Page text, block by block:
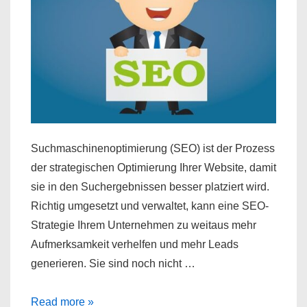
Suchmaschinenoptimierung (SEO) ist der Prozess
der strategischen Optimierung Ihrer Website, damit
sie in den Suchergebnissen besser platziert wird.
Richtig umgesetzt und verwaltet, kann eine SEO-
Strategie Ihrem Unternehmen zu weitaus mehr
Aufmerksamkeit verhelfen und mehr Leads
generieren. Sie sind noch nicht …
Gründe,
Read more »